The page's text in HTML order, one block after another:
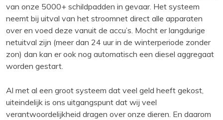
van onze 5000+ schildpadden in gevaar. Het systeem
neemt bij uitval van het stroomnet direct alle apparaten
over en voed deze vanuit de accu’s. Mocht er langdurige
netuitval zijn (meer dan 24 uur in de winterperiode zonder
zon) dan kan er ook nog automatisch een diesel aggregaat
worden gestart.
Al met al een groot systeem dat veel geld heeft gekost,
uiteindelijk is ons uitgangspunt dat wij veel
verantwoordelijkheid dragen over onze dieren. En daarom